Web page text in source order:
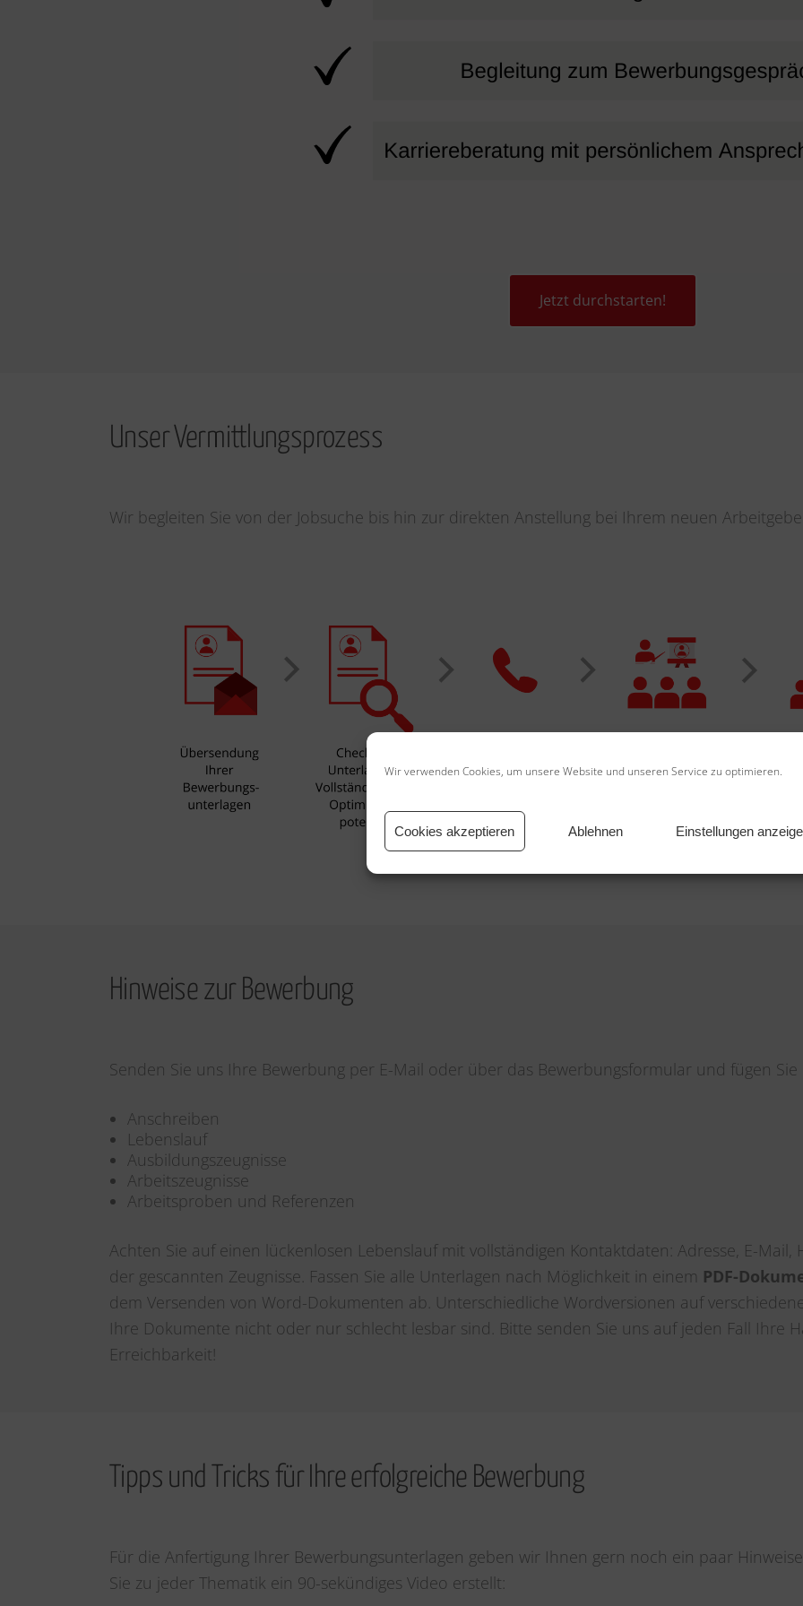
Wir verwenden Cookies, um unsere Website und unseren Service zu optimieren.
Cookies akzeptieren Ablehnen Einstellungen
Jetzt durchstarten!
Unser Vermittlungsprozess
Wir begleiten Sie von der Jobsuche bis hin zur direkten Anstellung bei Ihrem neuen
Hinweise zur Bewerbung
Senden Sie uns Ihre Bewerbung per E-Mail oder über das Bewerbungsformular und fügen
Anschreiben
Lebenslauf
Ausbildungszeugnisse
Arbeitszeugnisse
Arbeitsproben und Referenzen
Achten Sie auf einen lückenlosen Lebenslauf mit vollständigen Kontaktdaten: Adresse, E-
der gescannten Zeugnisse. Fassen Sie alle Unterlagen nach Möglichkeit in einem PDF-
dem Versenden von Word-Dokumenten ab. Unterschiedliche Wordversionen auf
Ihre Dokumente nicht oder nur schlecht lesbar sind. Bitte senden Sie uns auf jeden Fall Ihre
Erreichbarkeit!
Tipps und Tricks für Ihre erfolgreiche Bewerbung
Für die Anfertigung Ihrer Bewerbungsunterlagen geben wir Ihnen gern noch ein paar
Sie zu jeder Thematik ein 90-sekündiges Video erstellt: